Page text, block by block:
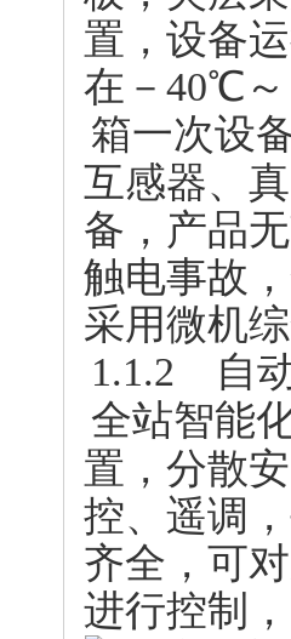
置，设备
在－40℃
箱一次设
互感器、
备，产品
触电事故
采用微机
1.1.2 自
全站智能
置，分散
控、遥调
齐全，可
进行控制